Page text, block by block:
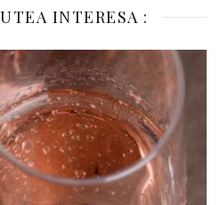
INTERESA :